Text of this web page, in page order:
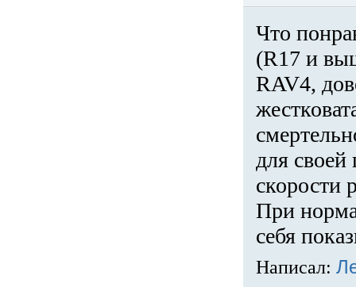
Что
(R17 и
RAV4,
для
скорости
При
себя
Написал: